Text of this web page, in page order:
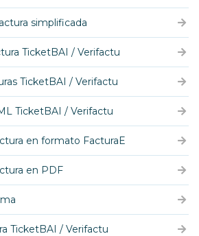
simplificada
TicketBAI / Verifactu
TicketBAI / Verifactu
TicketBAI / Verifactu
en formato FacturaE
en PDF
TicketBAI / Verifactu